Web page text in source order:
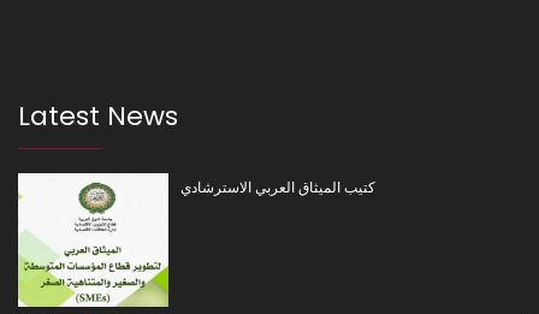
Latest News
كتيب الميثاق العربي الاسترشادي